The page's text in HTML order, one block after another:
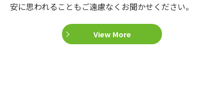
安に思われることもご遠慮なくお聞かせください。
View More